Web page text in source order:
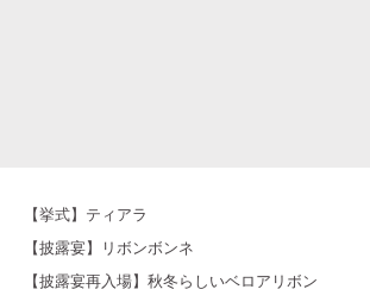
【挙式】ティアラ
【披露宴】リボンボンネ
【披露宴再入場】秋冬らしいベロアリボン